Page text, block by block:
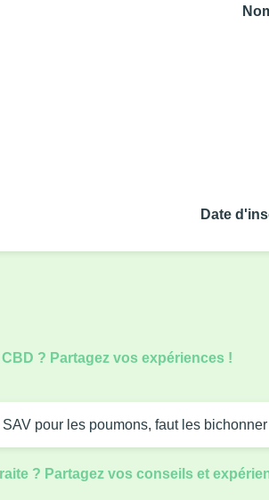
Date
? Partagez vos expériences !
pour les poumons, faut les
? Partagez vos conseils et